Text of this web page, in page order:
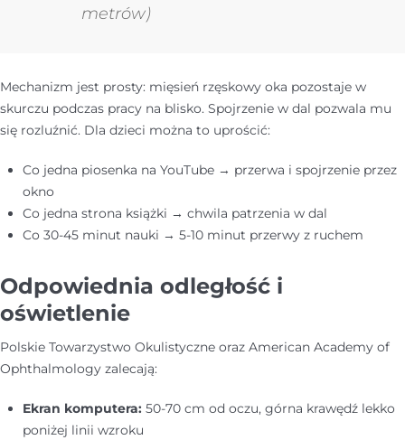
metrów)
Mechanizm jest prosty: mięsień rzęskowy oka pozostaje w
skurczu podczas pracy na blisko. Spojrzenie w dal pozwala mu
się rozluźnić. Dla dzieci można to uprościć:
Co jedna piosenka na YouTube → przerwa i spojrzenie przez
okno
Co jedna strona książki → chwila patrzenia w dal
Co 30-45 minut nauki → 5-10 minut przerwy z ruchem
Odpowiednia odległość i
oświetlenie
Polskie Towarzystwo Okulistyczne oraz American Academy of
Ophthalmology zalecają:
Ekran komputera: 50-70 cm od oczu, górna krawędź lekko
poniżej linii wzroku